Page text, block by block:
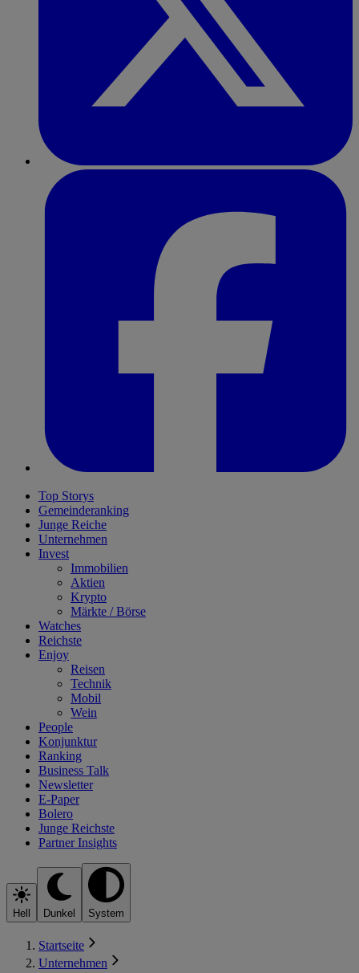
Top Storys
Gemeinderanking
Junge Reiche
Unternehmen
Invest
Immobilien
Aktien
Krypto
Märkte / Börse
Watches
Reichste
Enjoy
Reisen
Technik
Mobil
Wein
People
Konjunktur
Ranking
Business Talk
Newsletter
E-Paper
Bolero
Junge Reichste
Partner Insights
Hell Dunkel System
Startseite
Unternehmen